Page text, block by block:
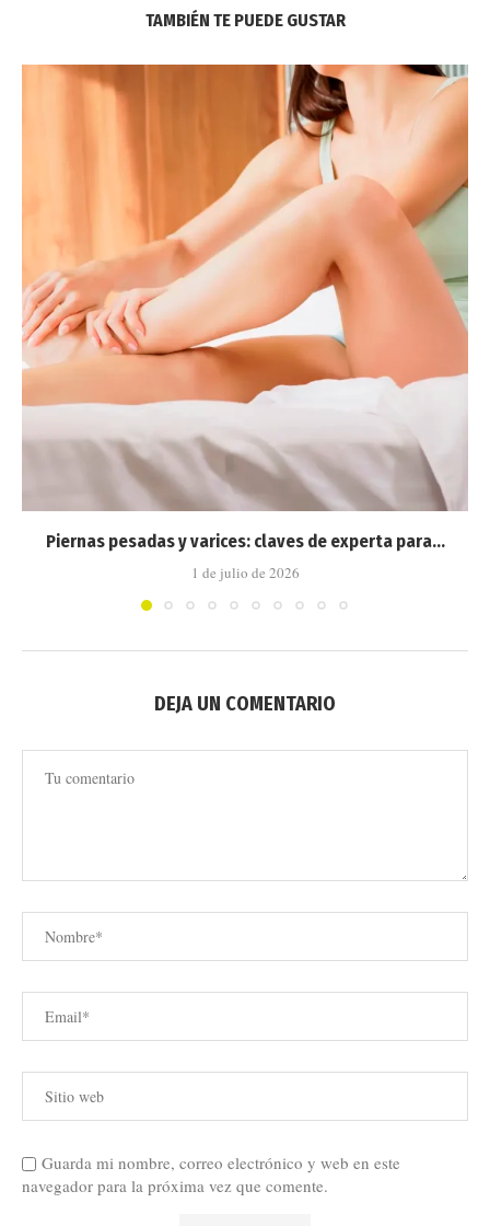
TAMBIÉN TE PUEDE GUSTAR
Piernas pesadas y varices: claves de experta para...
1 de julio de 2026
DEJA UN COMENTARIO
Guarda mi nombre, correo electrónico y web en este
navegador para la próxima vez que comente.